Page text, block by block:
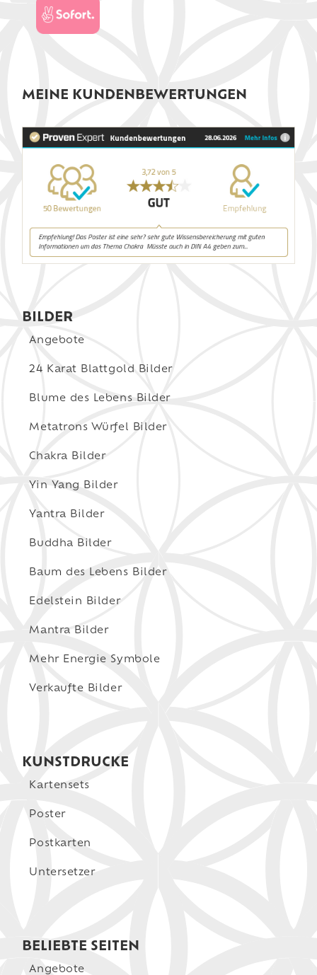
MEINE KUNDENBEWERTUNGEN
BILDER
Angebote
24 Karat Blattgold Bilder
Blume des Lebens Bilder
Metatrons Würfel Bilder
Chakra Bilder
Yin Yang Bilder
Yantra Bilder
Buddha Bilder
Baum des Lebens Bilder
Edelstein Bilder
Mantra Bilder
Mehr Energie Symbole
Verkaufte Bilder
KUNSTDRUCKE
Kartensets
Poster
Postkarten
Untersetzer
BELIEBTE SEITEN
Angebote